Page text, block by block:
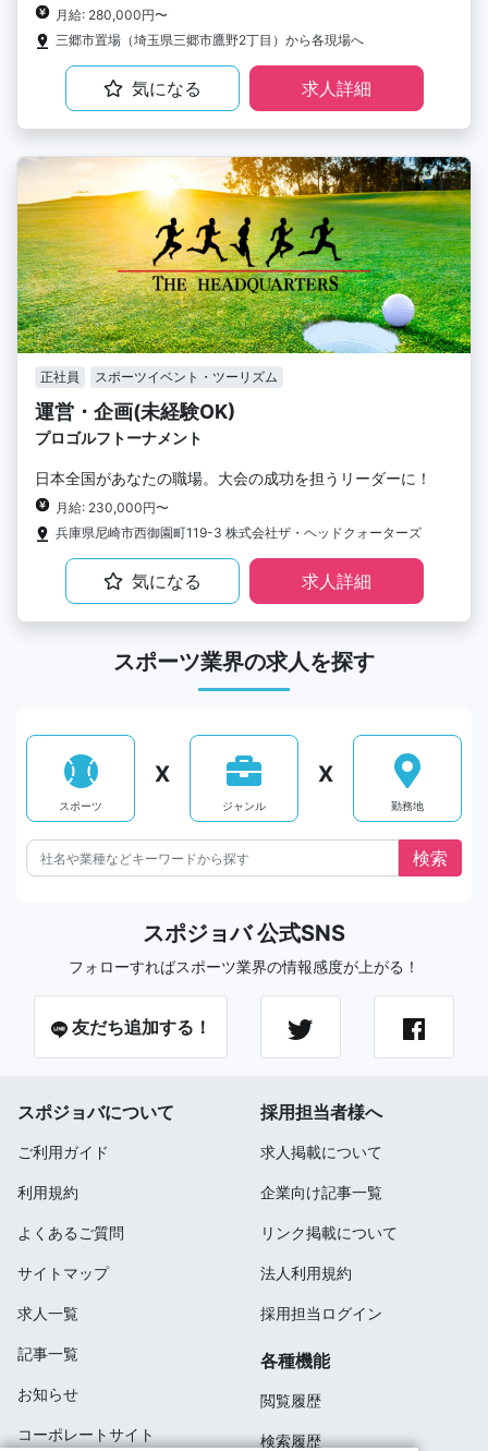
月給: 280,000円〜
三郷市置場（埼玉県三郷市鷹野2丁目）から各現場へ
気になる 求人詳細
正社員 スポーツイベント・ツーリズム
運営・企画(未経験OK)
プロゴルフトーナメント
日本全国があなたの職場。大会の成功を担うリーダーに！
月給: 230,000円〜
兵庫県尼崎市西御園町119-3 株式会社ザ・ヘッドクォーターズ
気になる 求人詳細
スポーツ業界の求人を探す
スポーツ
X
ジャンル
X
勤務地
スポジョバ 公式SNS
フォローすればスポーツ業界の情報感度が上がる！
友だち追加する！
スポジョバについて
ご利用ガイド
利用規約
よくあるご質問
サイトマップ
求人一覧
記事一覧
お知らせ
コーポレートサイト
採用担当者様へ
求人掲載について
企業向け記事一覧
リンク掲載について
法人利用規約
採用担当ログイン
各種機能
閲覧履歴
検索履歴